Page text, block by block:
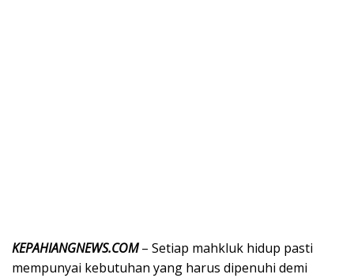
KEPAHIANGNEWS.COM– Setiap mahkluk hidup pasti
mempunyai kebutuhan yang harus dipenuhi demi